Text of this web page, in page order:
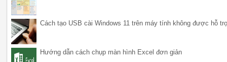
Cách tạo USB cài Windows 11 trên máy tính không được hỗ
Hướng dẫn cách chụp màn hình Excel đơn giản